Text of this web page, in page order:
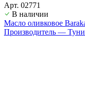
Арт. 02771
В наличии
Масло оливковое
Производитель —